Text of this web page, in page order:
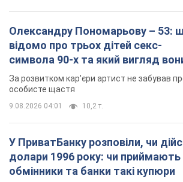
Олександру Пономарьову – 53:
відомо про трьох дітей секс-
символа 90-х та який вигляд
мають
За розвитком кар'єри артист не забував
особисте щастя
9.08.2026 04:01 10,2 т.
У ПриватБанку розповіли, чи
долари 1996 року: чи приймають
обмінники та банки такі купюри